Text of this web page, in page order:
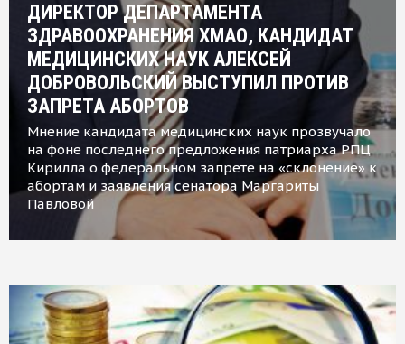
ДИРЕКТОР ДЕПАРТАМЕНТА
ЗДРАВООХРАНЕНИЯ ХМАО, КАНДИДАТ
МЕДИЦИНСКИХ НАУК АЛЕКСЕЙ
ДОБРОВОЛЬСКИЙ ВЫСТУПИЛ ПРОТИВ
ЗАПРЕТА АБОРТОВ
Мнение кандидата медицинских наук прозвучало
на фоне последнего предложения патриарха РПЦ
Кирилла о федеральном запрете на «склонение» к
абортам и заявления сенатора Маргариты
Павловой